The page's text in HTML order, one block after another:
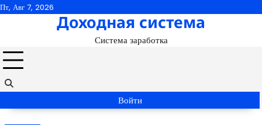
Перейти
Пт, Авг 7, 2026
Доходная система
Система заработка
Войти